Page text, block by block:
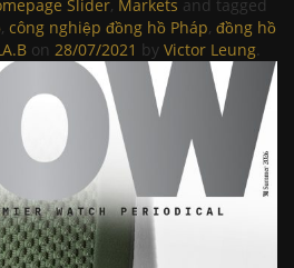
Slider, Markets and tagged
, công nghiệp đồng hồ Pháp, đồng hồ
on 28/07/2021 by Victor Leung.